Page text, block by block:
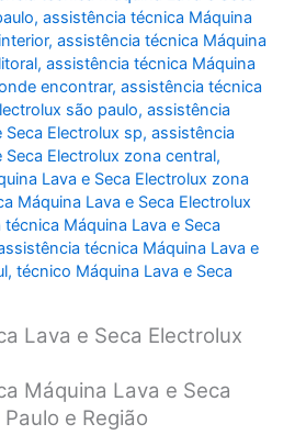
,assistência técnica Máquina
,assistência técnica Máquina
,assistência técnica Máquina
encontrar,assistência técnica
são paulo,assistência
Electrolux sp,assistência
Electrolux zona central,
Lava e Seca Electrolux zona
Máquina Lava e Seca Electrolux
Máquina Lava e Seca
técnica Máquina Lava e
,técnico Máquina Lava e Seca
Lava e Seca Electrolux
Máquina Lava e Seca
e Região